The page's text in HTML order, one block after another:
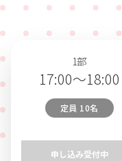
1部
17:00～18:00
定員 10名
申し込み受付中